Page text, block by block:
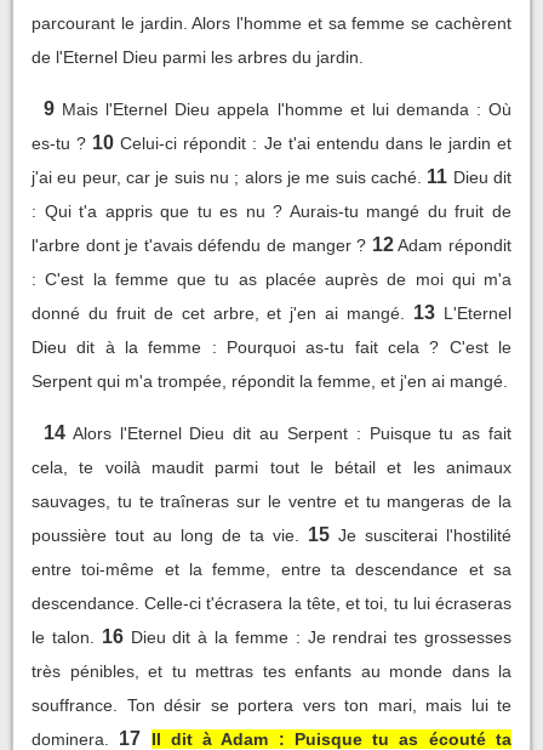
parcourant le jardin. Alors l'homme et sa femme se cachèrent
de l'Eternel Dieu parmi les arbres du jardin.
9 Mais l'Eternel Dieu appela l'homme et lui demanda : Où
es-tu ? 10 Celui-ci répondit : Je t'ai entendu dans le jardin et
j'ai eu peur, car je suis nu ; alors je me suis caché. 11 Dieu dit
: Qui t'a appris que tu es nu ? Aurais-tu mangé du fruit de
l'arbre dont je t'avais défendu de manger ? 12 Adam répondit
: C'est la femme que tu as placée auprès de moi qui m'a
donné du fruit de cet arbre, et j'en ai mangé.
13 L'Eternel
Dieu dit à la femme : Pourquoi as-tu fait cela ? C'est le
Serpent qui m'a trompée, répondit la femme, et j'en ai mangé.
14 Alors l'Eternel Dieu dit au Serpent : Puisque tu as fait
cela, te voilà maudit parmi tout le bétail et les animaux
sauvages, tu te traîneras sur le ventre et tu mangeras de la
poussière tout au long de ta vie.
15 Je susciterai l'hostilité
entre toi-même et la femme, entre ta descendance et sa
descendance. Celle-ci t'écrasera la tête, et toi, tu lui écraseras
le talon.
16 Dieu dit à la femme : Je rendrai tes grossesses
très pénibles, et tu mettras tes enfants au monde dans la
souffrance. Ton désir se portera vers ton mari, mais lui te
dominera.
17
Il dit à Adam : Puisque tu as écouté ta